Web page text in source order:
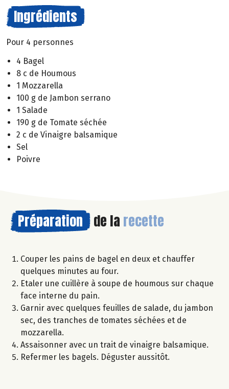
Ingrédients
Pour 4 personnes
4 Bagel
8 c de Houmous
1 Mozzarella
100 g de Jambon serrano
1 Salade
190 g de Tomate séchée
2 c de Vinaigre balsamique
Sel
Poivre
Préparation de la recette
Couper les pains de bagel en deux et chauffer
quelques minutes au four.
Etaler une cuillère à soupe de houmous sur chaque
face interne du pain.
Garnir avec quelques feuilles de salade, du jambon
sec, des tranches de tomates séchées et de
mozzarella.
Assaisonner avec un trait de vinaigre balsamique.
Refermer les bagels. Déguster aussitôt.